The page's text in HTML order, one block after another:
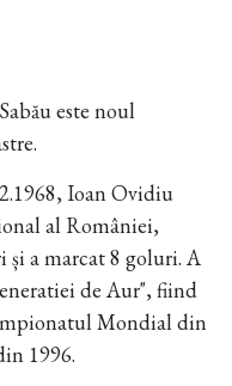
este noul
Ioan Ovidiu
al României,
și a marcat 8 goluri. A
de Aur", fiind
Mondial din
1996.